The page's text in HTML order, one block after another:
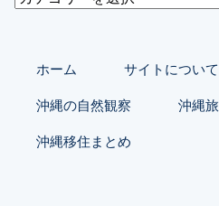
テ
ホーム サイトについて
沖縄の自然観察
沖縄旅
沖縄移住まとめ